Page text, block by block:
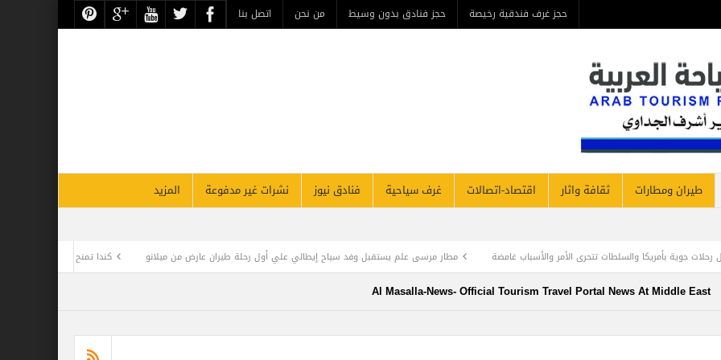
حجز غرف فندقية رخيصة حجز فنادق بدون وسيط من نحن اتصل بنا
ثقافة واثار اقتصاد-اتصالات غرف سياحية فنادق نيوز نشرات غير مدفوعة
المزيد
الأمر والأسباب غامضة مطار مرسى علم يستقبل وفد سياح إيطالي علي أول رحلة طيران عارض من ميلانو
كندا تمنح تصاريح إقامة دائمة غير مسبوقة في 2022.. ومطلوب 1.5 مليون مهاجر حتى 2025
Al Masalla-News- Official Tourism Travel Portal News At